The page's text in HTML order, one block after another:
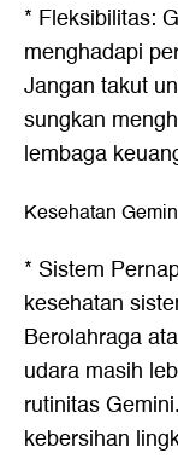
* Fleksibilitas:
menghadapi
Jangan takut
sungkan
lembaga
Kesehatan
* Sistem
kesehatan
Berolahraga
udara masih
rutinitas
kebersihan